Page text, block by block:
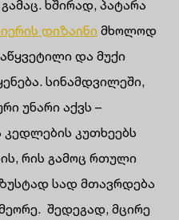
ხშირად, პატარა
დიზაინი მხოლოდ
და მუქი
სინამდვილეში,
უნარი აქვს –
კუთხეებს
რის გამოც რთული
სად მთავრდება
შედეგად, მცირე